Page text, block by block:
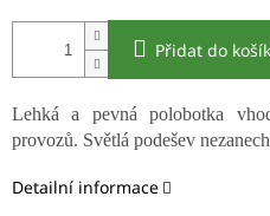
Přidat do
Lehká a pevná polobotka
provozů. Světlá podešev
Detailní informace